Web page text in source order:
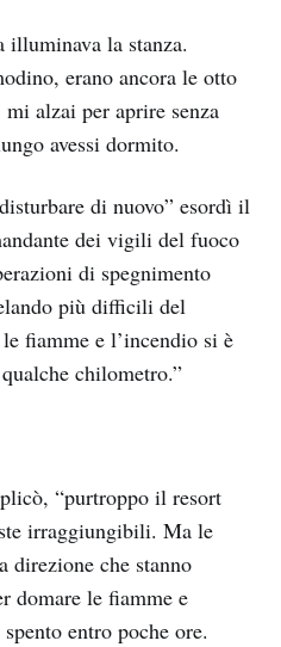
illuminava la stanza.
erano ancora le otto
alzai per aprire senza
avessi dormito.
di nuovo” esordì il
dei vigili del fuoco
di spegnimento
più difficili del
fiamme e l’incendio si è
chilometro.”
“purtroppo il resort
irraggiungibili. Ma le
direzione che stanno
domare le fiamme e
entro poche ore.